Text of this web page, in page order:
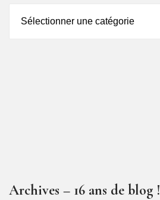
des
Archives – 16 ans de blog !